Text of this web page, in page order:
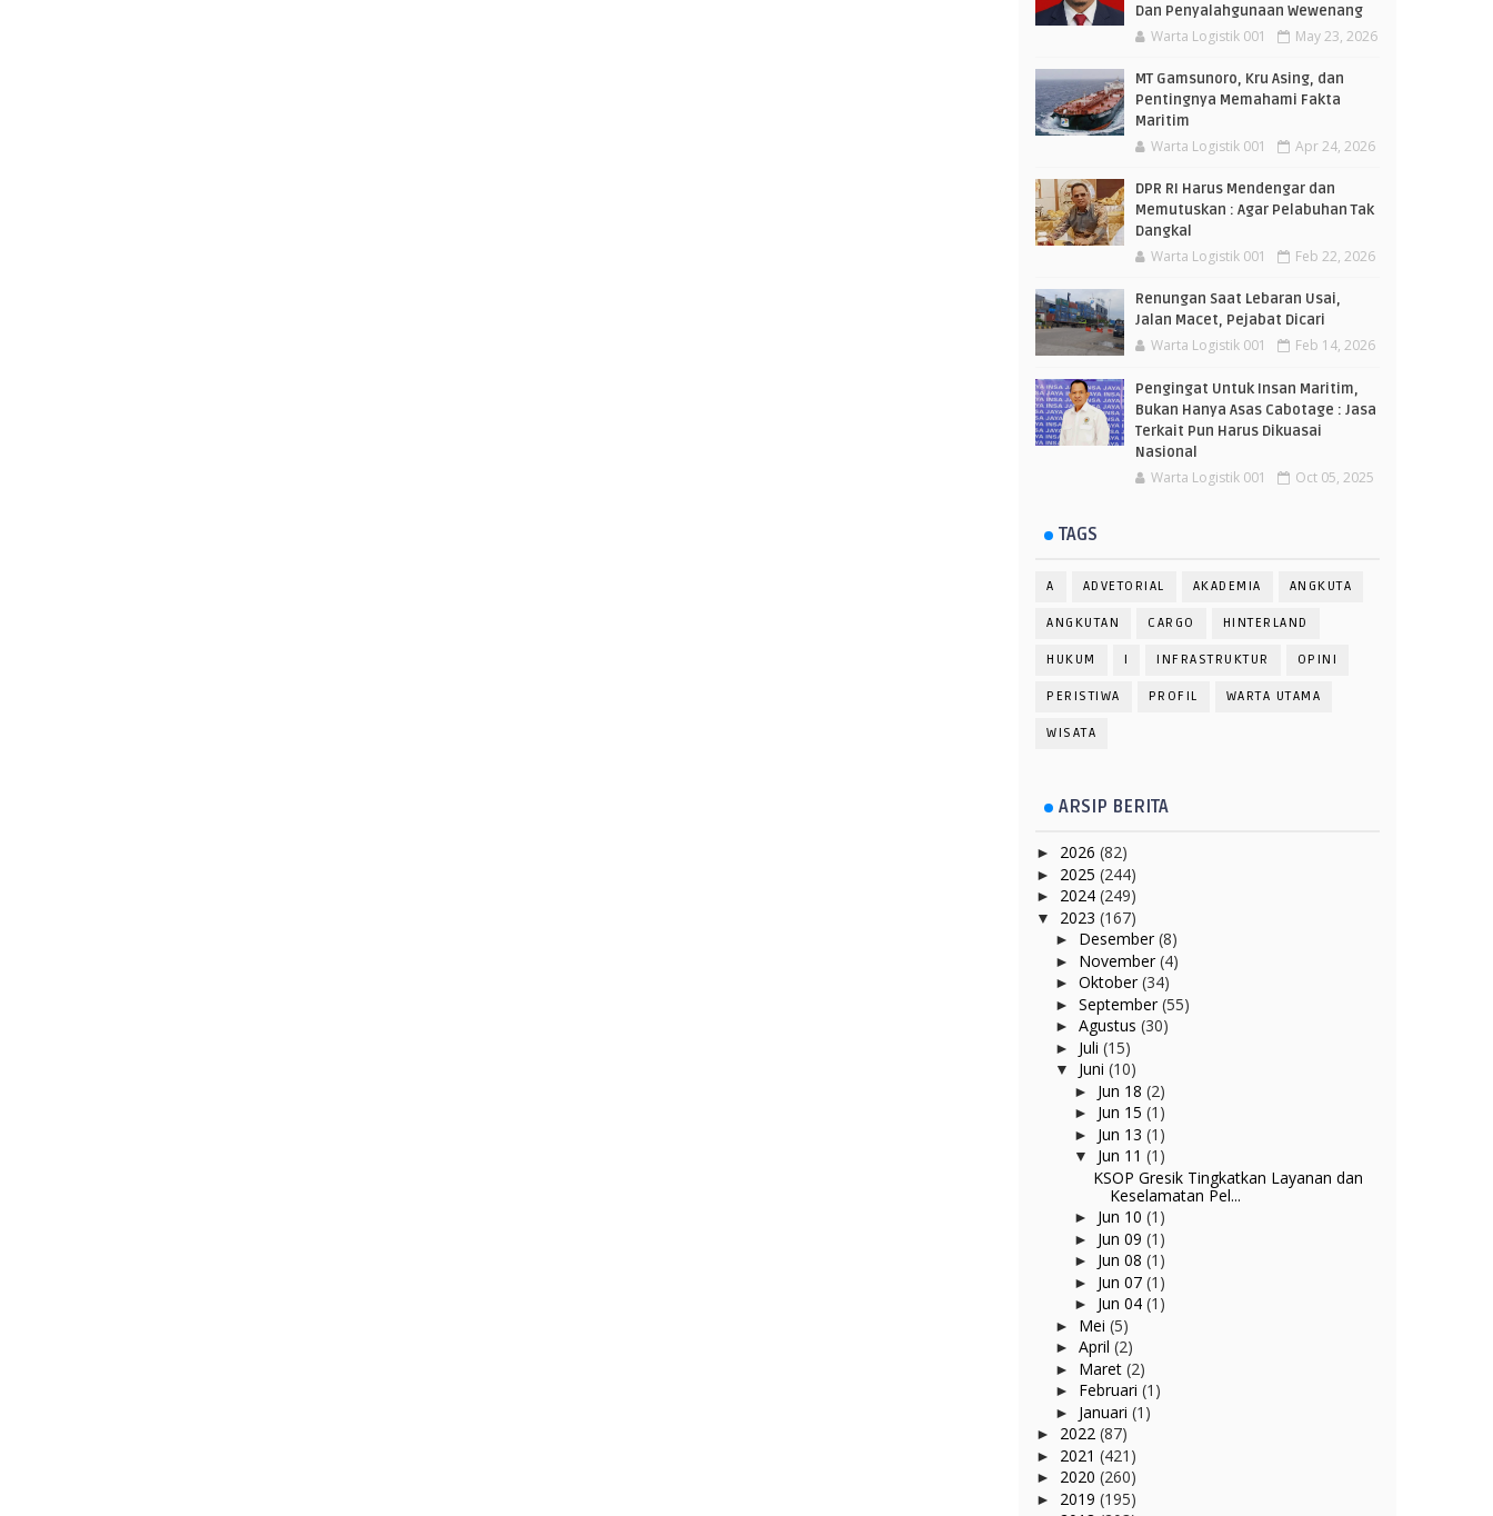
Dan Penyalahgunaan Wewenang
Warta Logistik 001 May 23, 2026
MT Gamsunoro, Kru Asing, dan
Pentingnya Memahami Fakta
Maritim
Warta Logistik 001 Apr 24, 2026
DPR RI Harus Mendengar dan
Memutuskan : Agar Pelabuhan Tak
Dangkal
Warta Logistik 001 Feb 22, 2026
Renungan Saat Lebaran Usai,
Jalan Macet, Pejabat Dicari
Warta Logistik 001 Feb 14, 2026
Pengingat Untuk Insan Maritim,
Bukan Hanya Asas Cabotage : Jasa
Terkait Pun Harus Dikuasai
Nasional
Warta Logistik 001 Oct 05, 2025
TAGS
A ADVETORIAL AKADEMIA ANGKUTA
ANGKUTAN CARGO HINTERLAND
HUKUM I INFRASTRUKTUR OPINI
PERISTIWA PROFIL WARTA UTAMA
WISATA
ARSIP BERITA
► 2026 (82)
► 2025 (244)
► 2024 (249)
▼ 2023 (167)
► Desember(8)
► November(4)
► Oktober(34)
► September(55)
► Agustus (30)
► Juli (15)
▼ Juni (10)
► Jun 18 (2)
► Jun 15 (1)
► Jun 13 (1)
▼ Jun 11 (1)
KSOP Gresik Tingkatkan Layanan dan
Keselamatan Pel...
► Jun 10 (1)
► Jun 09 (1)
► Jun 08 (1)
► Jun 07 (1)
► Jun 04 (1)
► Mei (5)
► April (2)
► Maret (2)
► Februari (1)
► Januari (1)
► 2022 (87)
► 2021 (421)
► 2020 (260)
► 2019 (195)